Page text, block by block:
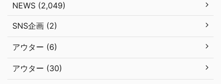
NEWS (2,049)
SNS企画 (2)
アウター (6)
アウター (30)